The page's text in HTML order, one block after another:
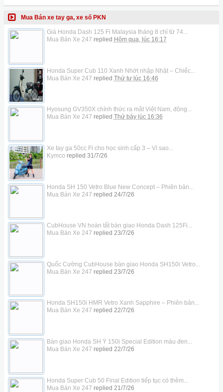
Mua Bán xe tay ga, xe số PKN
Giá Honda Dash 125 Fi Malaysia tháng 8 chỉ từ 74...
Mua Bán Xe 247 replied Hôm qua, lúc 16:17
Honda Super Cub 110 Xanh Nhớt nhập Nhật – Chiếc...
Mua Bán Xe 247 replied Thứ tư lúc 16:46
Hyosung GV350X chính thức ra mắt Việt Nam, động...
Mua Bán Xe 247 replied Thứ bảy lúc 16:36
Xe tay ga 50cc Fi cho học sinh cấp 3 – Vì sao...
Kymco replied 31/7/26
Honda SH 150 Vetro Blue New Concept – Phiên bản...
Mua Bán Xe 247 replied 24/7/26
CubHouse VN hoàn tất bàn giao Honda Dash 125Fi...
Mua Bán Xe 247 replied 23/7/26
Quốc Cường CubHouse bàn giao Honda SH150i Vetro...
Mua Bán Xe 247 replied 23/7/26
Honda SH150i HMR Vetro Xanh Sapphire – Phiên bản...
Mua Bán Xe 247 replied 22/7/26
Bàn giao Honda SH Ý 150i Special Edition màu đen...
Mua Bán Xe 247 replied 22/7/26
Honda Super Cub 50 Final Edition tiếp tục có thêm...
Mua Bán Xe 247 replied 21/7/26